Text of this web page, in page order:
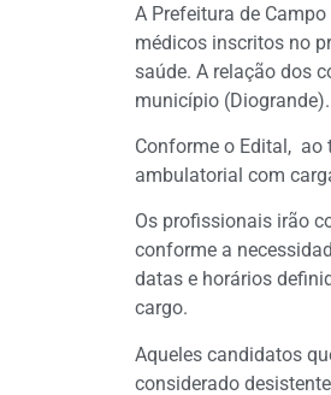
A Prefeitura de
médicos inscritos no
saúde. A relação dos
município (Diogrande).
Conforme o Edital, ao
ambulatorial com
Os profissionais irão
conforme a
datas e horários
cargo.
Aqueles candidatos
considerado